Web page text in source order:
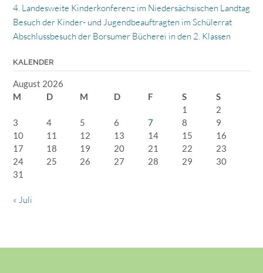
4. Landesweite Kinderkonferenz im Niedersächsischen Landtag
Besuch der Kinder- und Jugendbeauftragten im Schülerrat
Abschlussbesuch der Borsumer Bücherei in den 2. Klassen
KALENDER
August 2026
M
D M D F S
S
1
2
3
4 5 6 7 8
9
10
11 12 13 14 15
16
17
18 19 20 21 22
23
24
25 26 27 28 29
30
31
« Juli